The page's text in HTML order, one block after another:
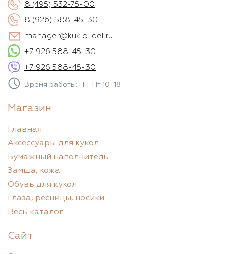
8 (495) 532-75-00
8 (926) 588-45-30
manager@kuklo-del.ru
+7 926 588-45-30
+7 926 588-45-30
Время работы: Пн-Пт 10-18
Магазин
Главная
Аксессуары для кукол
Бумажный наполнитель
Замша, кожа
Обувь для кукол
Глаза, ресницы, носики
Весь каталог
Сайт